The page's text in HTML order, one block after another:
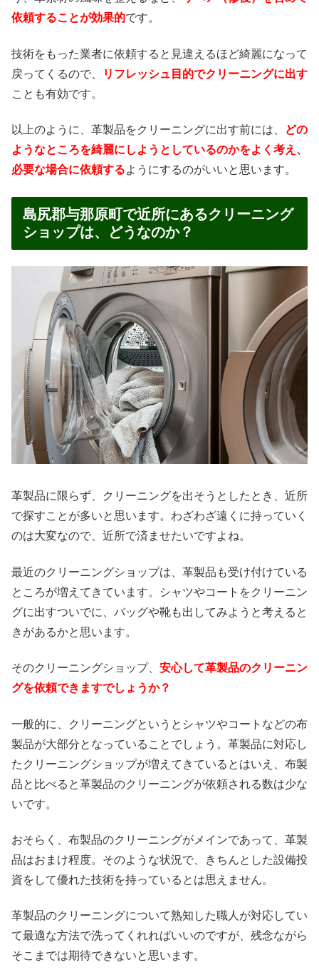
依頼することが効果的です。
技術をもった業者に依頼すると見違えるほど綺麗になって
戻ってくるので、
リフレッシュ目的でクリーニングに出す
ことも有効です。
以上のように、革製品をクリーニングに出す前には、
どの
ようなところを綺麗にしようとしているのかをよく考え、
必要な場合に依頼するようにするのがいいと思います。
島尻郡与那原町で近所にあるクリーニング
ショップは、どうなのか？
革製品に限らず、クリーニングを出そうとしたとき、近所
で探すことが多いと思います。わざわざ遠くに持っていく
のは大変なので、近所で済ませたいですよね。
最近のクリーニングショップは、革製品も受け付けている
ところが増えてきています。シャツやコートをクリーニン
グに出すついでに、バッグや靴も出してみようと考えると
きがあるかと思います。
そのクリーニングショップ、 安心して革製品のクリーニン
グを依頼できますでしょうか？
一般的に、クリーニングというとシャツやコートなどの布
製品が大部分となっていることでしょう。革製品に対応し
たクリーニングショップが増えてきているとはいえ、布製
品と比べると革製品のクリーニングが依頼される数は少な
いです。
おそらく、布製品のクリーニングがメインであって、革製
品はおまけ程度。そのような状況で、きちんとした設備投
資をして優れた技術を持っているとは思えません。
革製品のクリーニングについて熟知した職人が対応してい
て最適な方法で洗ってくれればいいのですが、残念ながら
そこまでは期待できないと思います。